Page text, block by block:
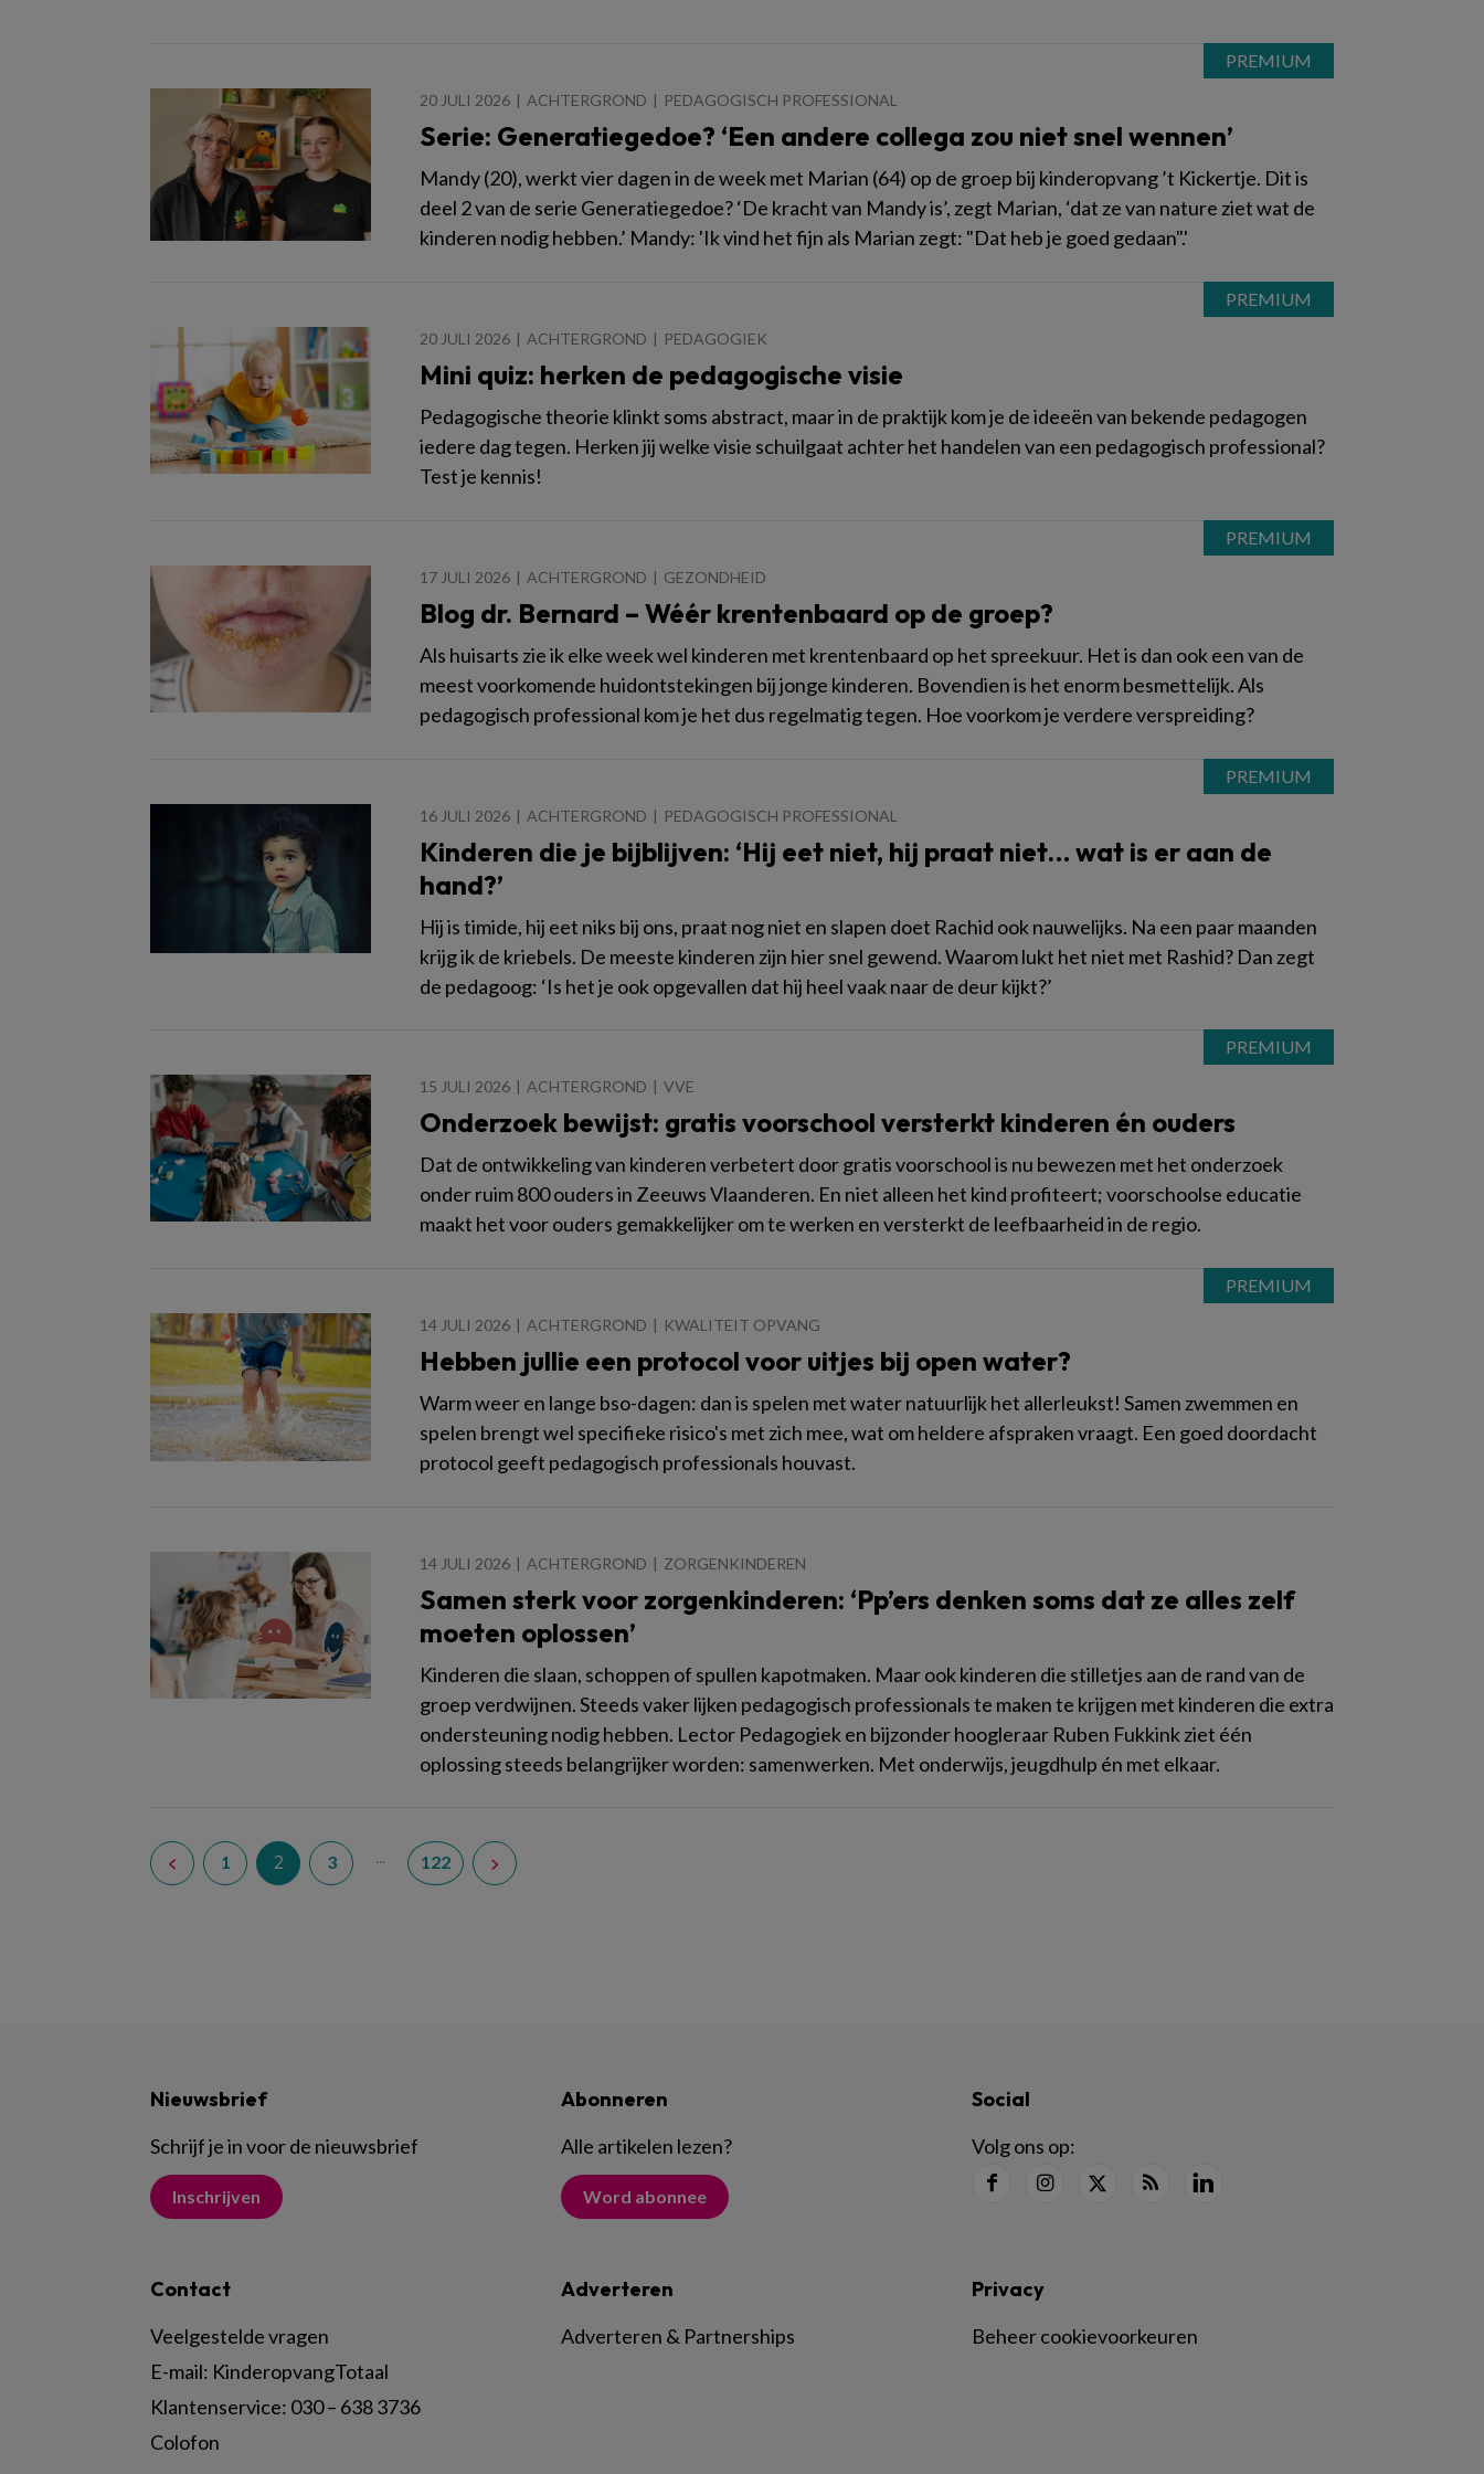
20 JULI 2026 ACHTERGROND PEDAGOGISCH PROFESSIONAL
Serie: Generatiegedoe? ‘Een andere collega zou niet snel wennen’
Mandy (20), werkt vier dagen in de week met Marian (64) op de groep bij kinderopvang ’t Kickertje. Dit is
deel 2 van de serie Generatiegedoe? ‘De kracht van Mandy is’, zegt Marian, ‘dat ze van nature ziet wat de
kinderen nodig hebben.’ Mandy: 'Ik vind het fijn als Marian zegt: "Dat heb je goed gedaan".'
20 JULI 2026 ACHTERGROND PEDAGOGIEK
Mini quiz: herken de pedagogische visie
Pedagogische theorie klinkt soms abstract, maar in de praktijk kom je de ideeën van bekende pedagogen
iedere dag tegen. Herken jij welke visie schuilgaat achter het handelen van een pedagogisch professional?
Test je kennis!
17 JULI 2026 ACHTERGROND GEZONDHEID
Blog dr. Bernard – Wéér krentenbaard op de groep?
Als huisarts zie ik elke week wel kinderen met krentenbaard op het spreekuur. Het is dan ook een van de
meest voorkomende huidontstekingen bij jonge kinderen. Bovendien is het enorm besmettelijk. Als
pedagogisch professional kom je het dus regelmatig tegen. Hoe voorkom je verdere verspreiding?
16 JULI 2026 ACHTERGROND PEDAGOGISCH PROFESSIONAL
Kinderen die je bijblijven: ‘Hij eet niet, hij praat niet… wat is er aan de
hand?’
Hij is timide, hij eet niks bij ons, praat nog niet en slapen doet Rachid ook nauwelijks. Na een paar maanden
krijg ik de kriebels. De meeste kinderen zijn hier snel gewend. Waarom lukt het niet met Rashid? Dan zegt
de pedagoog: ‘Is het je ook opgevallen dat hij heel vaak naar de deur kijkt?’
15 JULI 2026 ACHTERGROND VVE
Onderzoek bewijst: gratis voorschool versterkt kinderen én ouders
Dat de ontwikkeling van kinderen verbetert door gratis voorschool is nu bewezen met het onderzoek
onder ruim 800 ouders in Zeeuws Vlaanderen. En niet alleen het kind profiteert; voorschoolse educatie
maakt het voor ouders gemakkelijker om te werken en versterkt de leefbaarheid in de regio.
14 JULI 2026 ACHTERGROND KWALITEIT OPVANG
Hebben jullie een protocol voor uitjes bij open water?
Warm weer en lange bso-dagen: dan is spelen met water natuurlijk het allerleukst! Samen zwemmen en
spelen brengt wel specifieke risico's met zich mee, wat om heldere afspraken vraagt. Een goed doordacht
protocol geeft pedagogisch professionals houvast.
14 JULI 2026 ACHTERGROND ZORGENKINDEREN
Samen sterk voor zorgenkinderen: ‘Pp’ers denken soms dat ze alles zelf
moeten oplossen’
Kinderen die slaan, schoppen of spullen kapotmaken. Maar ook kinderen die stilletjes aan de rand van de
groep verdwijnen. Steeds vaker lijken pedagogisch professionals te maken te krijgen met kinderen die extra
ondersteuning nodig hebben. Lector Pedagogiek en bijzonder hoogleraar Ruben Fukkink ziet één
oplossing steeds belangrijker worden: samenwerken. Met onderwijs, jeugdhulp én met elkaar.
1 2 3 ... 122
Nieuwsbrief
Schrijf je in voor de nieuwsbrief
Inschrijven
Abonneren
Alle artikelen lezen?
Word abonnee
Social
Volg ons op:
Contact
Veelgestelde vragen
E-mail: KinderopvangTotaal
Klantenservice: 030 – 638 3736
Colofon
Adverteren
Adverteren & Partnerships
Privacy
Beheer cookievoorkeuren